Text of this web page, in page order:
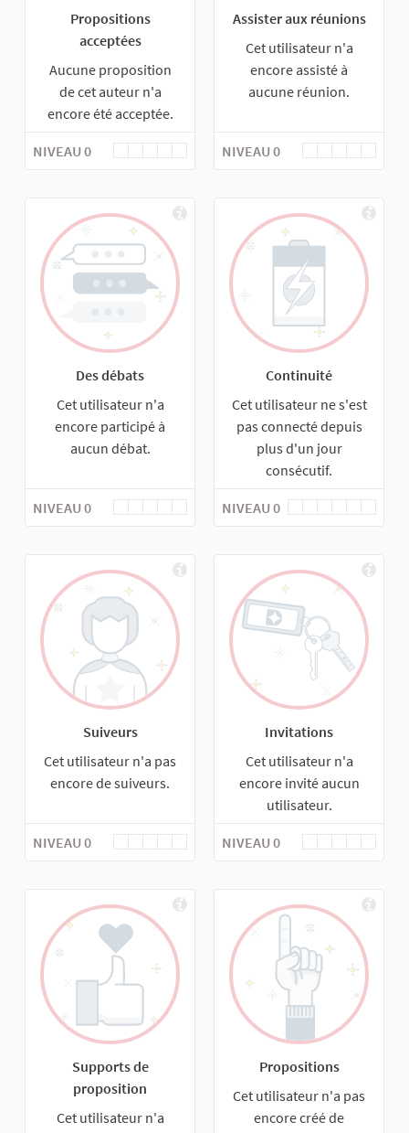
Propositions
acceptées
Aucune proposition
de cet auteur n'a
encore été acceptée.
NIVEAU 0
Assister aux réunions
Cet utilisateur n'a
encore assisté à
aucune réunion.
NIVEAU 0
Des débats
Cet utilisateur n'a
encore participé à
aucun débat.
NIVEAU 0
Continuité
Cet utilisateur ne s'est
pas connecté depuis
plus d'un jour
consécutif.
NIVEAU 0
Suiveurs
Cet utilisateur n'a pas
encore de suiveurs.
NIVEAU 0
Invitations
Cet utilisateur n'a
encore invité aucun
utilisateur.
NIVEAU 0
Supports de
proposition
Cet utilisateur n'a
Propositions
Cet utilisateur n'a pas
encore créé de